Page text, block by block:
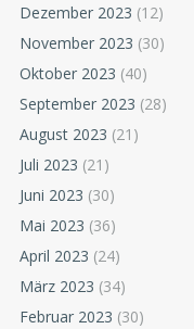
Dezember 2023 (12)
November 2023 (30)
Oktober 2023 (40)
September 2023 (28)
August 2023 (21)
Juli 2023 (21)
Juni 2023 (30)
Mai 2023 (36)
April 2023 (24)
März 2023 (34)
Februar 2023 (30)